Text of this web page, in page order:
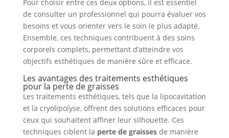
Pour choisir entre ces deux options, il est essentiel
de consulter un professionnel qui pourra évaluer vos
besoins et vous orienter vers le soin le plus adapté.
Ensemble, ces techniques contribuent à des soins
corporels complets, permettant d’atteindre vos
objectifs esthétiques de manière sûre et efficace.
Les avantages des traitements esthétiques
pour la perte de graisses
Les traitements esthétiques, tels que la lipocavitation
et la cryolipolyse, offrent des solutions efficaces pour
ceux qui souhaitent affiner leur silhouette. Ces
techniques ciblent la perte de graissesde manière